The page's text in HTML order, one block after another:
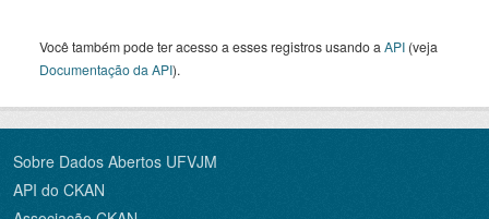
Você também pode ter acesso a esses registros usando a API (veja
Documentação da API).
Sobre Dados Abertos UFVJM
API do CKAN